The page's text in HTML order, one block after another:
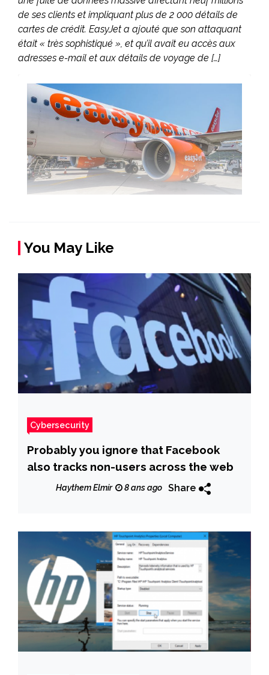
de ses clients et impliquant plus de 2 000 détails de
cartes de crédit. EasyJet a ajouté que son attaquant
était « très sophistiqué », et qu’il avait eu accès aux
adresses e-mail et aux détails de voyage de […]
You May Like
Cybersecurity
Probably you ignore that Facebook
also tracks non-users across the web
Haythem Elmir 8 ans ago Share